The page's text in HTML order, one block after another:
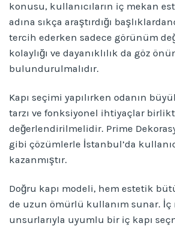
konusu, kullanıcıların iç mekan
adına sıkça araştırdığı
tercih ederken sadece görünüm
kolaylığı ve dayanıklılık da göz
bulundurulmalıdır.
Kapı seçimi yapılırken odanın
tarzı ve fonksiyonel ihtiyaçlar
değerlendirilmelidir. Prime
gibi çözümlerle İstanbul’da
kazanmıştır.
Doğru kapı modeli, hem estetik
de uzun ömürlü kullanım sunar. İç
unsurlarıyla uyumlu bir iç kapı